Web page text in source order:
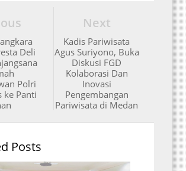
Next
Kadis Pariwisata
Agus Suriyono, Buka
Diskusi FGD
Kolaborasi Dan
Inovasi
Pengembangan
Pariwisata di Medan
Deli
Polri
ke Panti
Posts